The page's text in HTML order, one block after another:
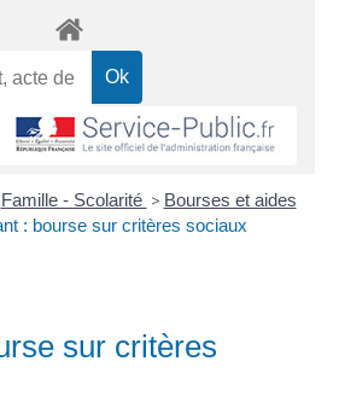
Famille - Scolarité > Bourses et aides
: bourse sur critères sociaux
sur critères